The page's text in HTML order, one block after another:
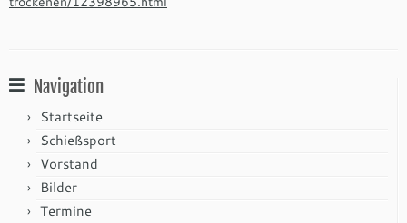
Navigation
Startseite
Schießsport
Vorstand
Bilder
Termine